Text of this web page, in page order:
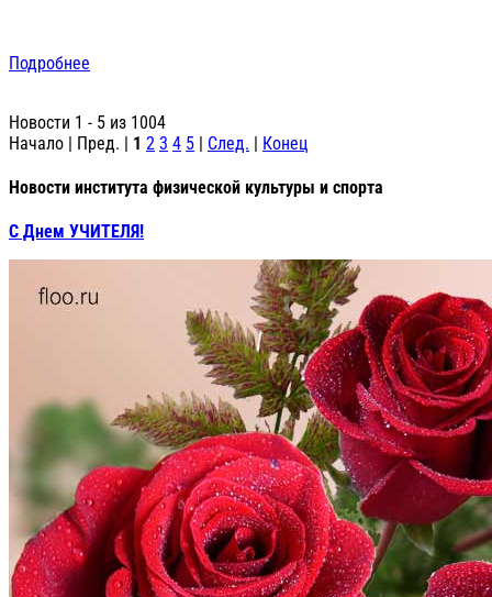
Подробнее
Новости 1 - 5 из 1004
Начало | Пред. | 1 2 3 4 5 | След. | Конец
Новости института физической культуры и спорта
С Днем УЧИТЕЛЯ!